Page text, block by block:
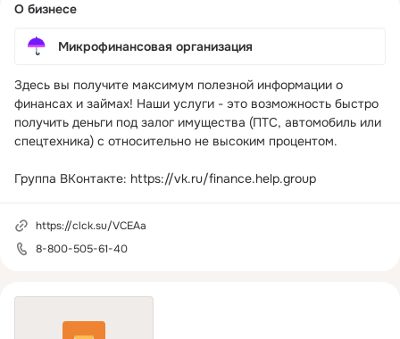
колонка
О бизнесе
Микрофинансовая организация
Здесь вы получите максимум полезной информации о
финансах и займах! Наши услуги - это возможность быстро
получить деньги под залог имущества (ПТС, автомобиль или
спецтехника) с относительно не высоким процентом.
Группа ВКонтакте: https://vk.ru/finance.help.group
https://clck.su/VCEAa
8-800-505-61-40